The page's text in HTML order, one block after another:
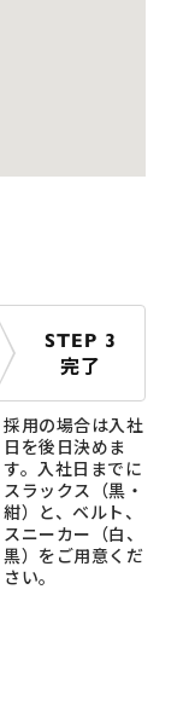
STEP 3
完了
採用の場合は入社
日を後日決めま
す。入社日までに
スラックス（黒・
紺）と、ベルト、
スニーカー（白、
黒）をご用意くだ
さい。